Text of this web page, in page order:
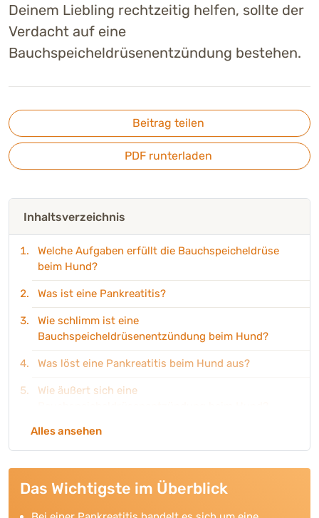
Deinem Liebling rechtzeitig helfen, sollte der
Verdacht auf eine
Bauchspeicheldrüsenentzündung bestehen.
Beitrag teilen
PDF runterladen
Inhaltsverzeichnis
Welche Aufgaben erfüllt die Bauchspeicheldrüse
beim Hund?
Was ist eine Pankreatitis?
Wie schlimm ist eine
Bauchspeicheldrüsenentzündung beim Hund?
Was löst eine Pankreatitis beim Hund aus?
Wie äußert sich eine
Wie stellt man Pankreatitis beim Hund fest?
Alles ansehen
Das Wichtigste im Überblick